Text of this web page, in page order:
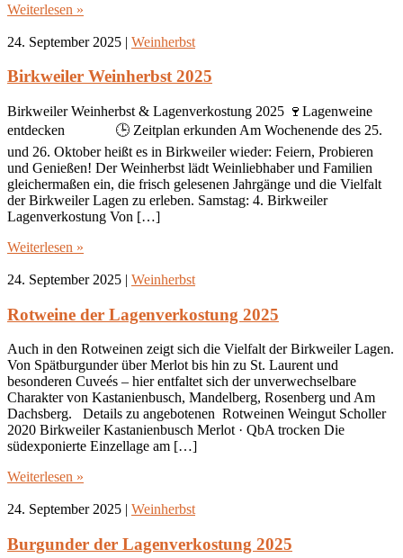
Weiterlesen »
24. September 2025 | Weinherbst
Birkweiler Weinherbst 2025
Birkweiler Weinherbst & Lagenverkostung 2025 🍷Lagenweine
entdecken 🕒 Zeitplan erkunden Am Wochenende des 25.
und 26. Oktober heißt es in Birkweiler wieder: Feiern, Probieren
und Genießen! Der Weinherbst lädt Weinliebhaber und Familien
gleichermaßen ein, die frisch gelesenen Jahrgänge und die Vielfalt
der Birkweiler Lagen zu erleben. Samstag: 4. Birkweiler
Lagenverkostung Von […]
Weiterlesen »
24. September 2025 | Weinherbst
Rotweine der Lagenverkostung 2025
Auch in den Rotweinen zeigt sich die Vielfalt der Birkweiler Lagen.
Von Spätburgunder über Merlot bis hin zu St. Laurent und
besonderen Cuveés – hier entfaltet sich der unverwechselbare
Charakter von Kastanienbusch, Mandelberg, Rosenberg und Am
Dachsberg. Details zu angebotenen Rotweinen Weingut Scholler
2020 Birkweiler Kastanienbusch Merlot · QbA trocken Die
südexponierte Einzellage am […]
Weiterlesen »
24. September 2025 | Weinherbst
Burgunder der Lagenverkostung 2025